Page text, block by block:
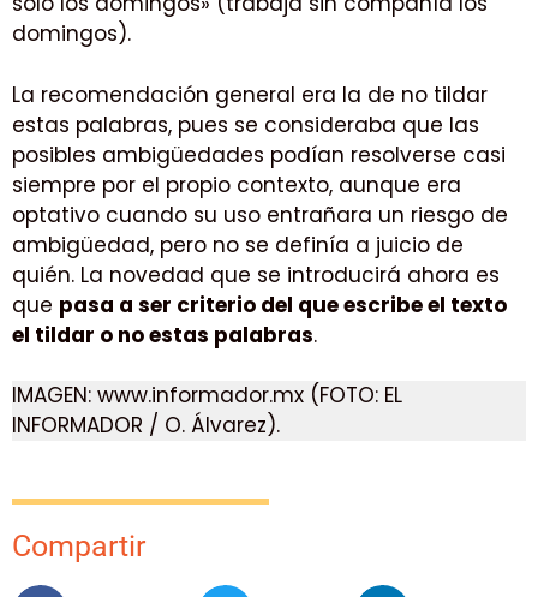
domingos).
La recomendación general era la de no tildar
estas palabras, pues se consideraba que las
posibles ambigüedades podían resolverse casi
siempre por el propio contexto, aunque era
optativo cuando su uso entrañara un riesgo de
ambigüedad, pero no se definía a juicio de
quién. La novedad que se introducirá ahora es
que pasa a ser criterio del que escribe el texto
el tildar o no estas palabras.
IMAGEN: www.informador.mx (FOTO: EL
INFORMADOR / O. Álvarez).
Compartir